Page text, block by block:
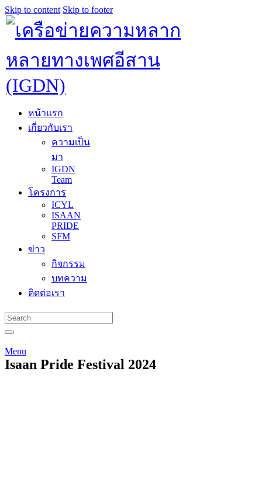
Skip to content Skip to footer
หน้าแรก
เกี่ยวกับเรา
ความเป็น
มา
IGDN
Team
โครงการ
ICYL
ISAAN
PRIDE
SFM
ข่าว
กิจกรรม
บทความ
ติดต่อเรา
Menu
Isaan Pride Festival 2024